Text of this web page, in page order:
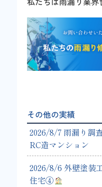
その他の実績
2026/8/7 雨漏り調
RC造マンション
2026/8/6 外壁塗装
住宅④